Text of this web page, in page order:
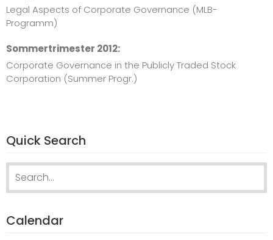
Legal Aspects of Corporate Governance (MLB-
Programm)
Sommertrimester 2012:
Corporate Governance in the Publicly Traded Stock
Corporation (Summer Progr.)
Quick Search
Search
Calendar